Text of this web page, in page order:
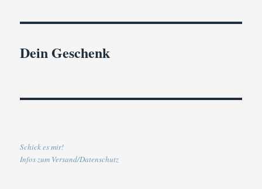
Dein Geschenk
Schick es mir!
Infos zum Versand/Datenschutz